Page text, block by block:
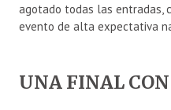
agotado todas las entradas,
evento de alta expectativa
UNA FINAL